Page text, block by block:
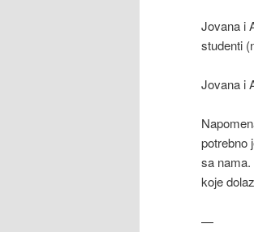
Jovana i
studenti
Jovana i
potrebno
sa
koje
—